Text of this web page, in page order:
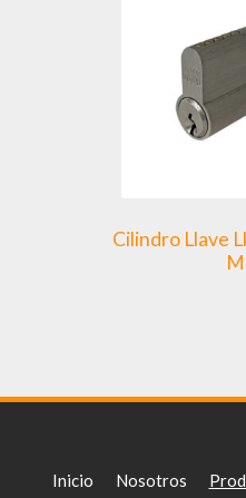
Cilindro Llave
Inicio Nosotros